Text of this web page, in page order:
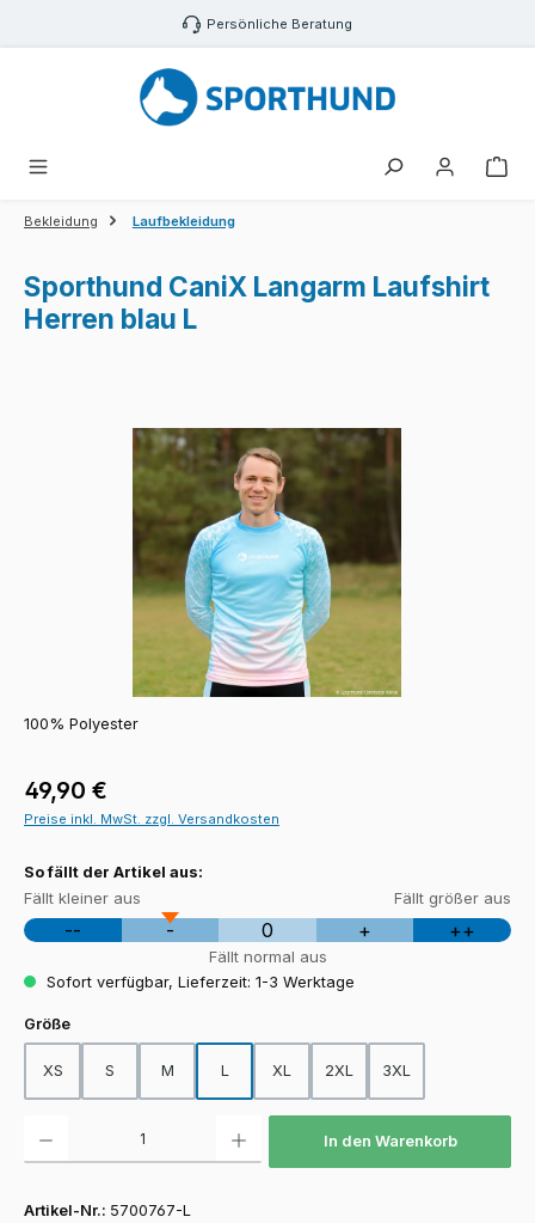
Zum Hauptinhalt springen Persönliche Beratung
Bekleidung Laufbekleidung
Sporthund CaniX Langarm Laufshirt
Herren blau L
Bildergalerie überspringen
100% Polyester
Regulärer Preis:
49,90 €
Preise inkl. MwSt. zzgl. Versandkosten
So fällt der Artikel aus:
Fällt kleiner aus Fällt größer aus
-- - 0 + ++
Fällt normal aus
Sofort verfügbar, Lieferzeit: 1-3 Werktage
Größeauswählen
XS S M L XL 2XL 3XL
In den Warenkorb
Artikel-Nr.: 5700767-L